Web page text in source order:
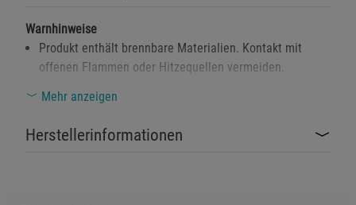
Warnhinweise
Produkt enthält brennbare Materialien. Kontakt mit
offenen Flammen oder Hitzequellen vermeiden.
Gesundheitsrisiko bei direktem Einatmen des Rauchs. In
Von Kindern fernhalten. Nicht zum Verzehr geeignet.
Mehr anzeigen
Herstellerinformationen